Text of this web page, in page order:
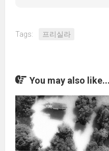
Tags: 프리실라
You may also like...